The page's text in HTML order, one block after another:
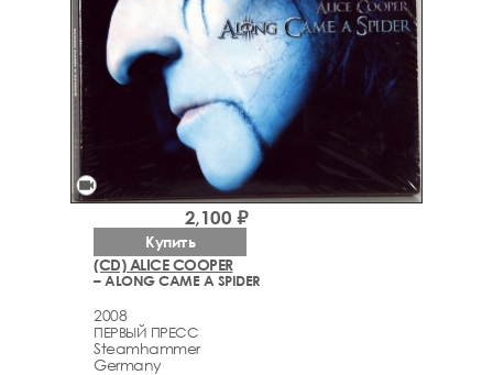
videocam
(CD) ALICE COOPER
– ALONG CAME A SPIDER
2008
ПЕРВЫЙ ПРЕСС
Steamhammer
Germany
2,100 ₽
Купить